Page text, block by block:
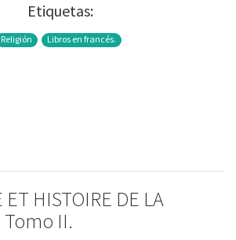
Etiquetas:
Religión Libros en francés.
ET HISTOIRE DE LA
Tomo II.